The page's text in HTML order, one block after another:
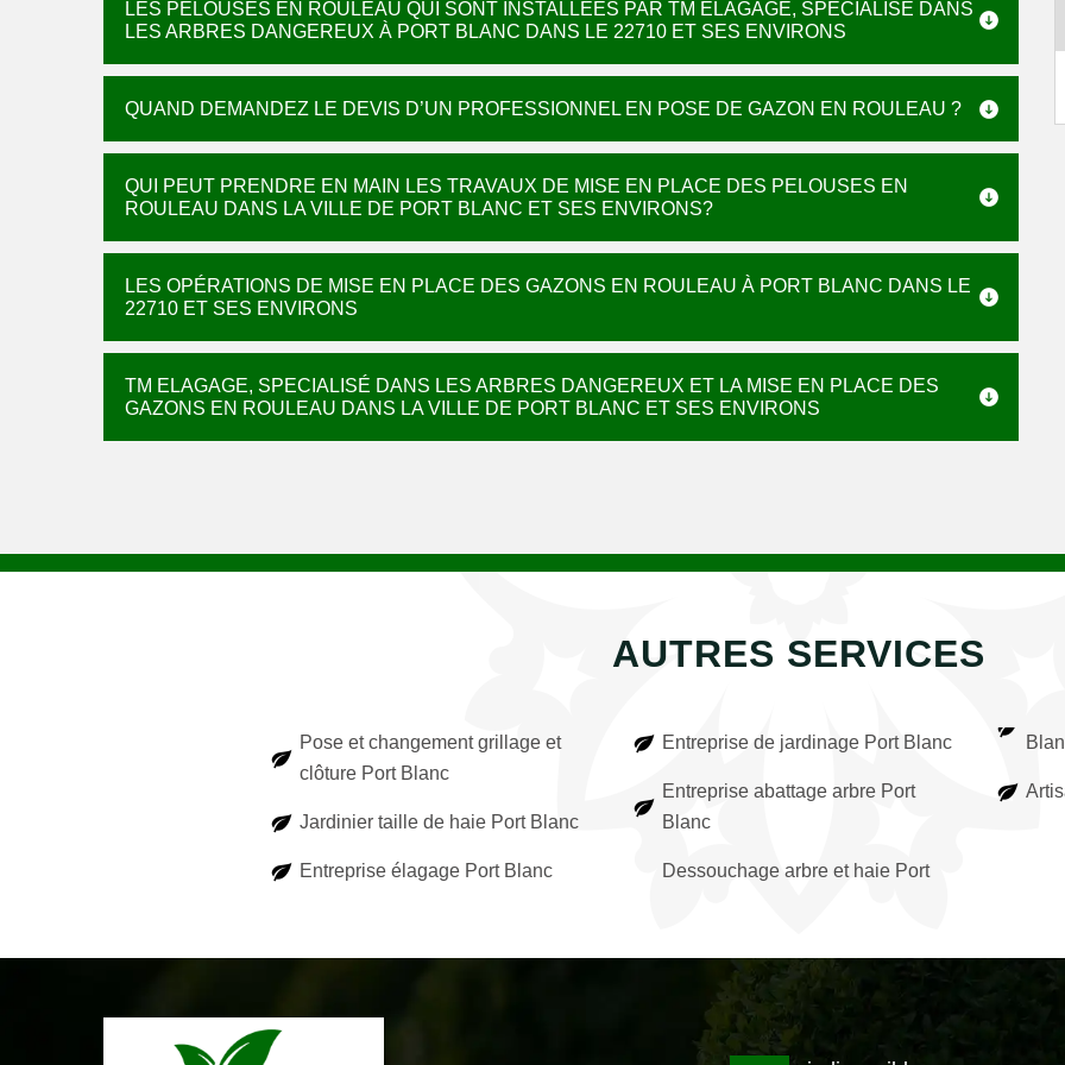
LES PELOUSES EN ROULEAU QUI SONT INSTALLÉES PAR TM ELAGAGE, SPECIALISÉ DANS
LES ARBRES DANGEREUX À PORT BLANC DANS LE 22710 ET SES ENVIRONS
QUAND DEMANDEZ LE DEVIS D’UN PROFESSIONNEL EN POSE DE GAZON EN ROULEAU ?
QUI PEUT PRENDRE EN MAIN LES TRAVAUX DE MISE EN PLACE DES PELOUSES EN
ROULEAU DANS LA VILLE DE PORT BLANC ET SES ENVIRONS?
LES OPÉRATIONS DE MISE EN PLACE DES GAZONS EN ROULEAU À PORT BLANC DANS LE
22710 ET SES ENVIRONS
TM ELAGAGE, SPECIALISÉ DANS LES ARBRES DANGEREUX ET LA MISE EN PLACE DES
GAZONS EN ROULEAU DANS LA VILLE DE PORT BLANC ET SES ENVIRONS
AUTRES SERVICES
Pose et changement grillage et
clôture Port Blanc
Jardinier taille de haie Port Blanc
Entreprise élagage Port Blanc
Entreprise de jardinage Port Blanc
Entreprise abattage arbre Port
Blanc
Dessouchage arbre et haie Port